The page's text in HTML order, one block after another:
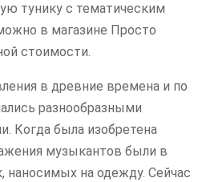
тунику с тематическим
в магазине Просто
стоимости.
в древние времена и по
разнообразными
Когда была изобретена
музыкантов были в
наносимых на одежду. Сейчас